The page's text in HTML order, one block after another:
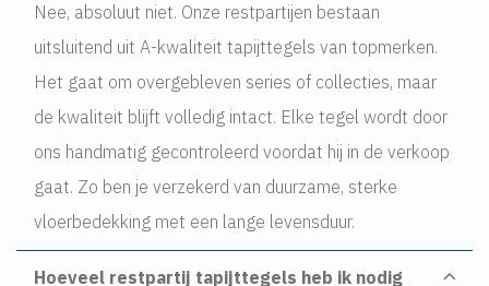
Nee, absoluut niet. Onze restpartijen bestaan
uitsluitend uit A-kwaliteit tapijttegels van topmerken.
Het gaat om overgebleven series of collecties, maar
de kwaliteit blijft volledig intact. Elke tegel wordt door
ons handmatig gecontroleerd voordat hij in de verkoop
gaat. Zo ben je verzekerd van duurzame, sterke
vloerbedekking met een lange levensduur.
Hoeveel restpartij tapijttegels heb ik nodig